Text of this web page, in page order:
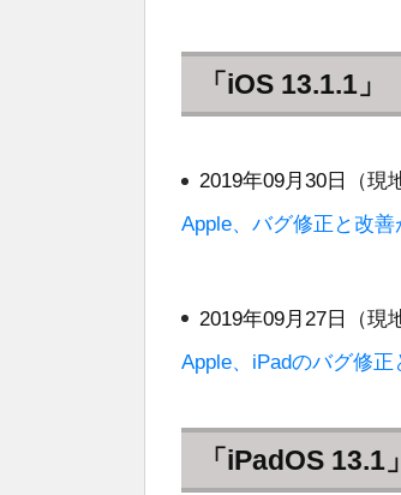
「iOS 13.1.1
2019年09月30日（現
Apple、バグ修正と改
2019年09月27日（現
Apple、iPadのバグ修
「iPadOS